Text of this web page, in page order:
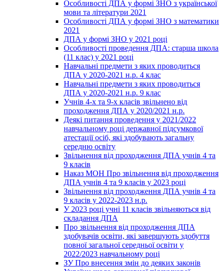
Особливості ДПА у формі ЗНО з української
мови та літератури 2021
Особливості ДПА у формі ЗНО з математики
2021
ДПА у формі ЗНО у 2021 році
Особливості проведення ДПА: старша школа
(11 клас) у 2021 році
Навчальні предмети з яких проводиться
ДПА у 2020-2021 н.р. 4 клас
Навчальні предмети з яких проводиться
ДПА у 2020-2021 н.р. 9 клас
Учнів 4-х та 9-х класів звільнено від
проходження ДПА у 2020/2021 н.р.
Деякі питання проведення у 2021/2022
навчальному році державної підсумкової
атестації осіб, які здобувають загальну
середню освіту
Звільнення від проходження ДПА учнів 4 та
9 класів
Наказ МОН Про звільнення від проходження
ДПА учнів 4 та 9 класів у 2023 році
Звільнення від проходження ДПА учнів 4 та
9 класів у 2022-2023 н.р.
У 2023 році учні 11 класів звільняються від
складання ДПА
Про звільнення від проходження ДПА
здобувачів освіти, які завершують здобуття
повної загальної середньої освіти у
2022/2023 навчальному році
ЗУ Про внесення змін до деяких законів